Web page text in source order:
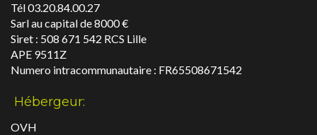
Tél 03.20.84.00.27
Sarl au capital de 8000 €
Siret : 508 671 542 RCS Lille
APE 9511Z
Numero intracommunautaire : FR65508671542
Hébergeur:
OVH